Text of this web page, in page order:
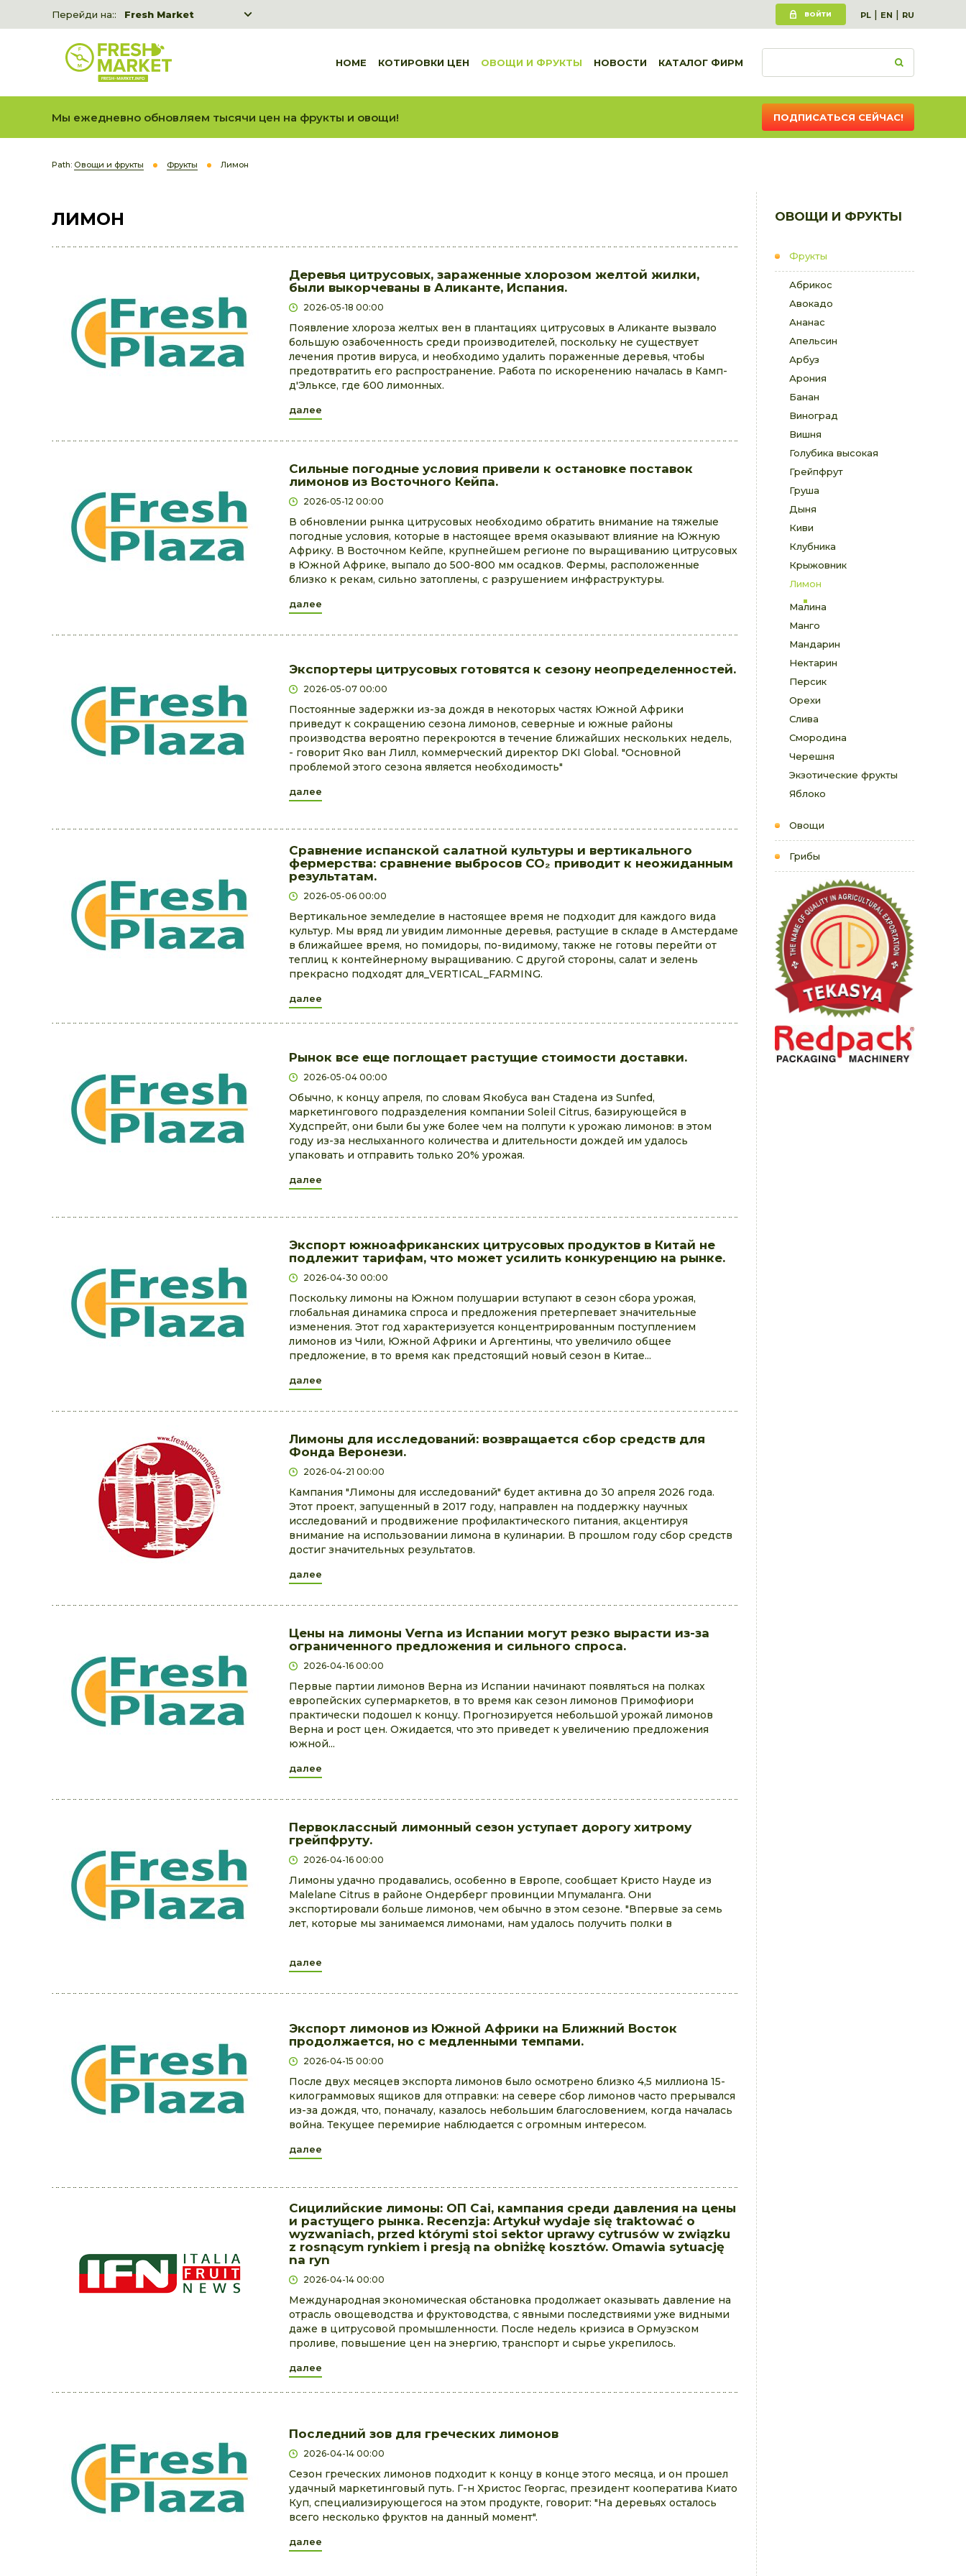
Перейди на::
Fresh Market
Fresh Market event B2B
ВОЙТИ PL | EN | RU
HOME КОТИРОВКИ ЦЕН ОВОЩИ И ФРУКТЫ НОВОСТИ КАТАЛОГ ФИРМ
Мы ежедневно обновляем тысячи цен на фрукты и овощи! ПОДПИСАТЬСЯ СЕЙЧАС!
Path: Овощи и фрукты Фрукты Лимон
ОВОЩИ И ФРУКТЫ
Фрукты
Абрикос
Авокадо
Ананас
Апельсин
Арбуз
Арония
Банан
Виноград
Вишня
Голубика высокая
Грейпфрут
Груша
Дыня
Киви
Клубника
Крыжовник
Лимон
Малина
Манго
Мандарин
Нектарин
Персик
Орехи
Слива
Смородина
Черешня
Экзотические фрукты
Яблоко
Овощи
Грибы
ЛИМОН
Деревья цитрусовых, зараженные хлорозом желтой жилки,
были выкорчеваны в Аликанте, Испания.
2026-05-18 00:00
Появление хлороза желтых вен в плантациях цитрусовых в Аликанте вызвало
большую озабоченность среди производителей, поскольку не существует
лечения против вируса, и необходимо удалить пораженные деревья, чтобы
предотвратить его распространение. Работа по искоренению началась в Камп-
д'Эльксе, где 600 лимонных.
далее
Сильные погодные условия привели к остановке поставок
лимонов из Восточного Кейпа.
2026-05-12 00:00
В обновлении рынка цитрусовых необходимо обратить внимание на тяжелые
погодные условия, которые в настоящее время оказывают влияние на Южную
Африку. В Восточном Кейпе, крупнейшем регионе по выращиванию цитрусовых
в Южной Африке, выпало до 500-800 мм осадков. Фермы, расположенные
близко к рекам, сильно затоплены, с разрушением инфраструктуры.
далее
Экспортеры цитрусовых готовятся к сезону неопределенностей.
2026-05-07 00:00
Постоянные задержки из-за дождя в некоторых частях Южной Африки
приведут к сокращению сезона лимонов, северные и южные районы
производства вероятно перекроются в течение ближайших нескольких недель,
- говорит Яко ван Лилл, коммерческий директор DKI Global. "Основной
проблемой этого сезона является необходимость"
далее
Сравнение испанской салатной культуры и вертикального
фермерства: сравнение выбросов CO₂ приводит к неожиданным
результатам.
2026-05-06 00:00
Вертикальное земледелие в настоящее время не подходит для каждого вида
культур. Мы вряд ли увидим лимонные деревья, растущие в складе в Амстердаме
в ближайшее время, но помидоры, по-видимому, также не готовы перейти от
теплиц к контейнерному выращиванию. С другой стороны, салат и зелень
прекрасно подходят для_VERTICAL_FARMING.
далее
Рынок все еще поглощает растущие стоимости доставки.
2026-05-04 00:00
Обычно, к концу апреля, по словам Якобуса ван Стадена из Sunfed,
маркетингового подразделения компании Soleil Citrus, базирующейся в
Худспрейт, они были бы уже более чем на полпути к урожаю лимонов: в этом
году из-за неслыханного количества и длительности дождей им удалось
упаковать и отправить только 20% урожая.
далее
Экспорт южноафриканских цитрусовых продуктов в Китай не
подлежит тарифам, что может усилить конкуренцию на рынке.
2026-04-30 00:00
Поскольку лимоны на Южном полушарии вступают в сезон сбора урожая,
глобальная динамика спроса и предложения претерпевает значительные
изменения. Этот год характеризуется концентрированным поступлением
лимонов из Чили, Южной Африки и Аргентины, что увеличило общее
предложение, в то время как предстоящий новый сезон в Китае...
далее
Лимоны для исследований: возвращается сбор средств для
Фонда Веронези.
2026-04-21 00:00
Кампания "Лимоны для исследований" будет активна до 30 апреля 2026 года.
Этот проект, запущенный в 2017 году, направлен на поддержку научных
исследований и продвижение профилактического питания, акцентируя
внимание на использовании лимона в кулинарии. В прошлом году сбор средств
достиг значительных результатов.
далее
Цены на лимоны Verna из Испании могут резко вырасти из-за
ограниченного предложения и сильного спроса.
2026-04-16 00:00
Первые партии лимонов Верна из Испании начинают появляться на полках
европейских супермаркетов, в то время как сезон лимонов Примофиори
практически подошел к концу. Прогнозируется небольшой урожай лимонов
Верна и рост цен. Ожидается, что это приведет к увеличению предложения
южной...
далее
Первоклассный лимонный сезон уступает дорогу хитрому
грейпфруту.
2026-04-16 00:00
Лимоны удачно продавались, особенно в Европе, сообщает Кристо Науде из
Malelane Citrus в районе Ондерберг провинции Мпумаланга. Они
экспортировали больше лимонов, чем обычно в этом сезоне. "Впервые за семь
лет, которые мы занимаемся лимонами, нам удалось получить полки в
далее
Экспорт лимонов из Южной Африки на Ближний Восток
продолжается, но с медленными темпами.
2026-04-15 00:00
После двух месяцев экспорта лимонов было осмотрено близко 4,5 миллиона 15-
килограммовых ящиков для отправки: на севере сбор лимонов часто прерывался
из-за дождя, что, поначалу, казалось небольшим благословением, когда началась
война. Текущее перемирие наблюдается с огромным интересом.
далее
Сицилийские лимоны: ОП Cai, кампания среди давления на цены
и растущего рынка. Recenzja: Artykuł wydaje się traktować o
wyzwaniach, przed którymi stoi sektor uprawy cytrusów w związku
z rosnącym rynkiem i presją na obniżkę kosztów. Omawia sytuację
na ryn
2026-04-14 00:00
Международная экономическая обстановка продолжает оказывать давление на
отрасль овощеводства и фруктоводства, с явными последствиями уже видными
даже в цитрусовой промышленности. После недель кризиса в Ормузском
проливе, повышение цен на энергию, транспорт и сырье укрепилось.
далее
Последний зов для греческих лимонов
2026-04-14 00:00
Сезон греческих лимонов подходит к концу в конце этого месяца, и он прошел
удачный маркетинговый путь. Г-н Христос Георгас, президент кооператива Киато
Куп, специализирующегося на этом продукте, говорит: "На деревьях осталось
всего несколько фруктов на данный момент".
далее